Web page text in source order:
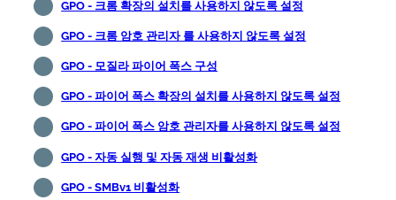
GPO - 크롬 확장의 설치를 사용하지 않도록 설정
GPO - 크롬 암호 관리자 를 사용하지 않도록 설정
GPO - 모질라 파이어 폭스 구성
GPO - 파이어 폭스 확장의 설치를 사용하지 않도록 설정
GPO - 파이어 폭스 암호 관리자를 사용하지 않도록 설정
GPO - 자동 실행 및 자동 재생 비활성화
GPO - SMBv1 비활성화